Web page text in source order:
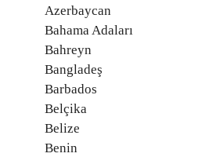
Azerbaycan
Bahama Adaları
Bahreyn
Bangladeş
Barbados
Belçika
Belize
Benin